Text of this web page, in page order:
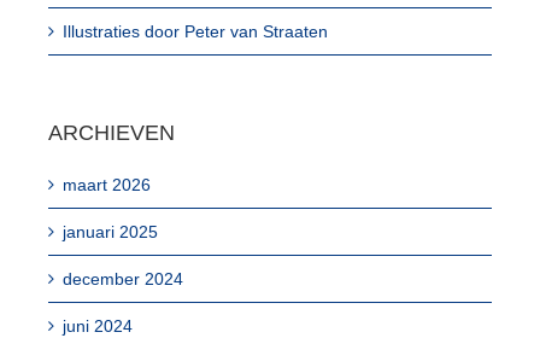
Illustraties door Peter van Straaten
ARCHIEVEN
maart 2026
januari 2025
december 2024
juni 2024